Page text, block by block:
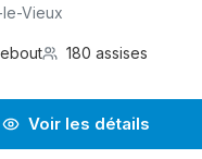
Vieux
180 assises
Voir les détails